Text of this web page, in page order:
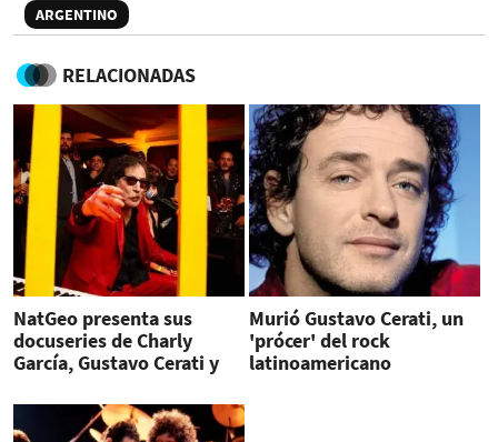
ARGENTINO
RELACIONADAS
NatGeo presenta sus
docuseries de Charly
García, Gustavo Cerati y
Murió Gustavo Cerati, un
'prócer' del rock
latinoamericano